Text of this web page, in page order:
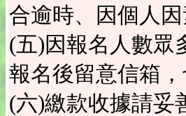
合逾時、因個人
(五)因報名人數眾
報名後留意信箱
(六)繳款收據請妥